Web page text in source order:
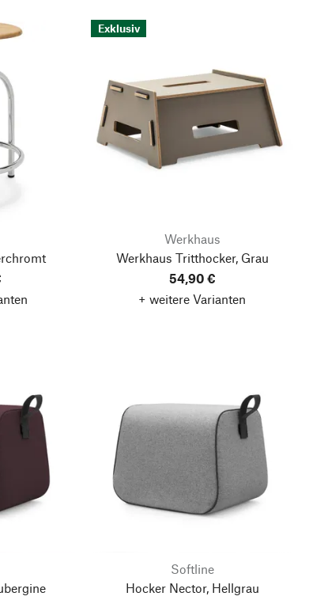
Exklusiv
Werkhaus
Werkhaus Tritthocker, Grau
54,90 €
+ weitere Varianten
Softline
Hocker Nector, Hellgrau